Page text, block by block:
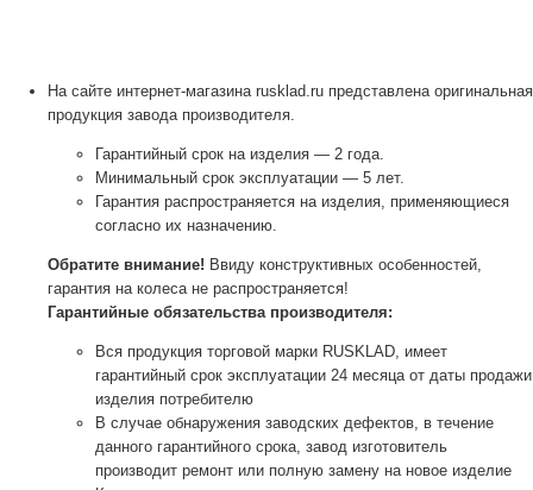
На сайте интернет-магазина rusklad.ru представлена оригинальная
продукция завода производителя.
Гарантийный срок на изделия — 2 года.
Минимальный срок эксплуатации — 5 лет.
Гарантия распространяется на изделия, применяющиеся
согласно их назначению.
Обратите внимание! Ввиду конструктивных особенностей,
гарантия на колеса не распространяется!
Гарантийные обязательства производителя:
Вся продукция торговой марки RUSKLAD, имеет
гарантийный срок эксплуатации 24 месяца от даты продажи
изделия потребителю
В случае обнаружения заводских дефектов, в течение
данного гарантийного срока, завод изготовитель
производит ремонт или полную замену на новое изделие